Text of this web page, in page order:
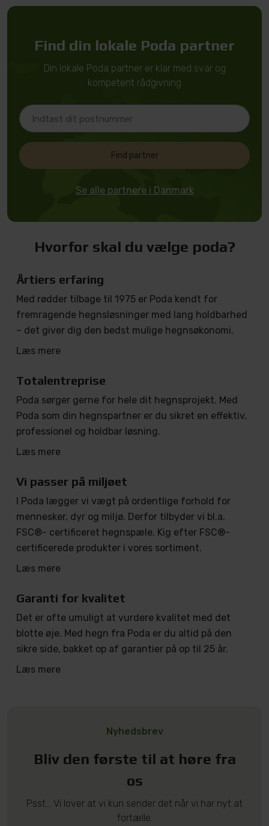
Find din lokale Poda partner
Din lokale Poda partner er klar med svar og
kompetent rådgivning
Find partner
Se alle partnere i Danmark
Hvorfor skal du vælge poda?
Årtiers erfaring
Med rødder tilbage til 1975 er Poda kendt for
fremragende hegnsløsninger med lang holdbarhed
– det giver dig den bedst mulige hegnsøkonomi.
Læs mere
Totalentreprise
Poda sørger gerne for hele dit hegnsprojekt. Med
Poda som din hegnspartner er du sikret en effektiv,
professionel og holdbar løsning.
Læs mere
Vi passer på miljøet
I Poda lægger vi vægt på ordentlige forhold for
mennesker, dyr og miljø. Derfor tilbyder vi bl.a.
FSC®- certificeret hegnspæle. Kig efter FSC®-
certificerede produkter i vores sortiment.
Læs mere
Garanti for kvalitet
Det er ofte umuligt at vurdere kvalitet med det
blotte øje. Med hegn fra Poda er du altid på den
sikre side, bakket op af garantier på op til 25 år.
Læs mere
Nyhedsbrev
Bliv den første til at høre fra
os
Psst... Vi lover at vi kun sender det når vi har nyt at
fortælle.